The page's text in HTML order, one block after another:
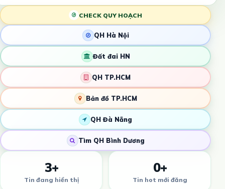
CHECK QUY HOẠCH
QH Hà Nội
Đất đai HN
QH TP.HCM
Bản đồ TP.HCM
QH Đà Nẵng
Tìm QH Bình Dương
3+
Tin đang hiển thị
0+
Tin hot mới đăng